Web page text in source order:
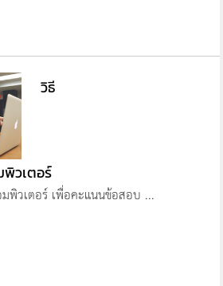
วิธี
พิวเตอร์
มพิวเตอร์ เพื่อคะแนนข้อสอบ ...